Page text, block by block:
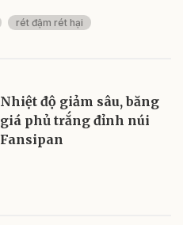
rét đậm rét hại
Nhiệt độ giảm sâu, băng
giá phủ trắng đỉnh núi
Fansipan